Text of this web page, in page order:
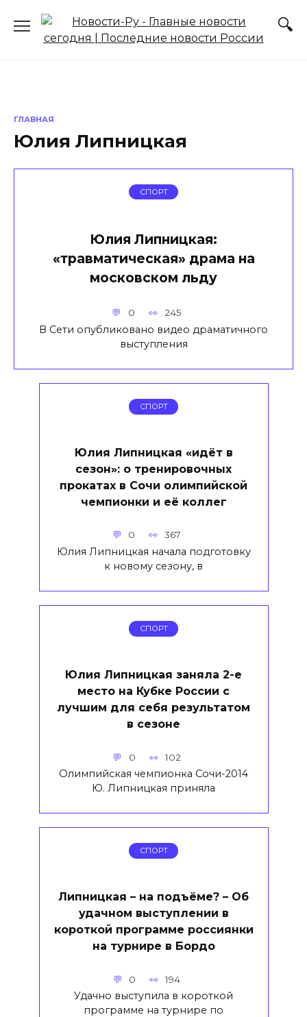
содержанию
ГЛАВНАЯ
Юлия Липницкая
СПОРТ
Юлия Липницкая:
«травматическая» драма на
московском льду
0 245
В Сети опубликовано видео драматичного
выступления
СПОРТ
Юлия Липницкая «идёт в
сезон»: о тренировочных
прокатах в Сочи олимпийской
чемпионки и её коллег
0 367
Юлия Липницкая начала подготовку
к новому сезону, в
СПОРТ
Юлия Липницкая заняла 2-е
место на Кубке России с
лучшим для себя результатом
в сезоне
0 102
Олимпийская чемпионка Сочи-2014
Ю. Липницкая приняла
СПОРТ
Липницкая – на подъёме? – Об
удачном выступлении в
короткой программе россиянки
на турнире в Бордо
0 194
Удачно выступила в короткой
программе на турнире по